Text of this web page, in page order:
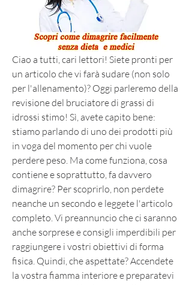
Ciao a tutti, cari lettori! Siete pronti per
un articolo che vi farà sudare (non solo
per l'allenamento)? Oggi parleremo della
revisione del bruciatore di grassi di
idrossi stimo! Sì, avete capito bene:
stiamo parlando di uno dei prodotti più
in voga del momento per chi vuole
perdere peso. Ma come funziona, cosa
contiene e soprattutto, fa davvero
dimagrire? Per scoprirlo, non perdete
neanche un secondo e leggete l'articolo
completo. Vi preannuncio che ci saranno
anche sorprese e consigli imperdibili per
raggiungere i vostri obiettivi di forma
fisica. Quindi, che aspettate? Accendete
la vostra fiamma interiore e preparatevi